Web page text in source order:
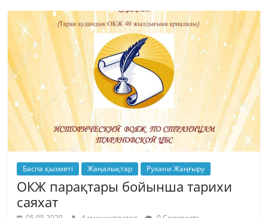
Баспа қызметі Жаңалықтар Рухани Жаңғыру
ОКЖ парақтары бойынша тарихи
саяхат